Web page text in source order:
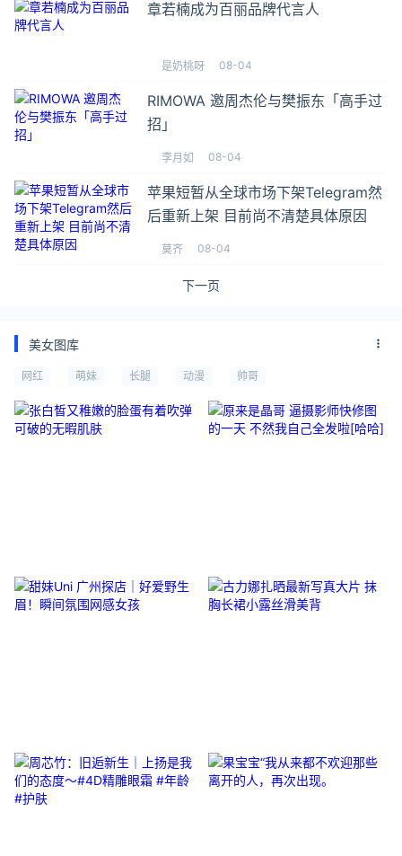
章若楠成为百丽品牌代言人
是奶桃呀 08-04
RIMOWA 邀周杰伦与樊振东「高手过
招」
李月如 08-04
苹果短暂从全球市场下架Telegram然
后重新上架 目前尚不清楚具体原因
莫齐 08-04
下一页
美女图库
网红 萌妹 长腿 动漫 帅哥